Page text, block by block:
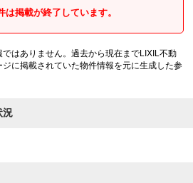
は掲載が終了しています。
はありません。過去から現在までLIXIL不動
に掲載されていた物件情報を元に生成した参
況